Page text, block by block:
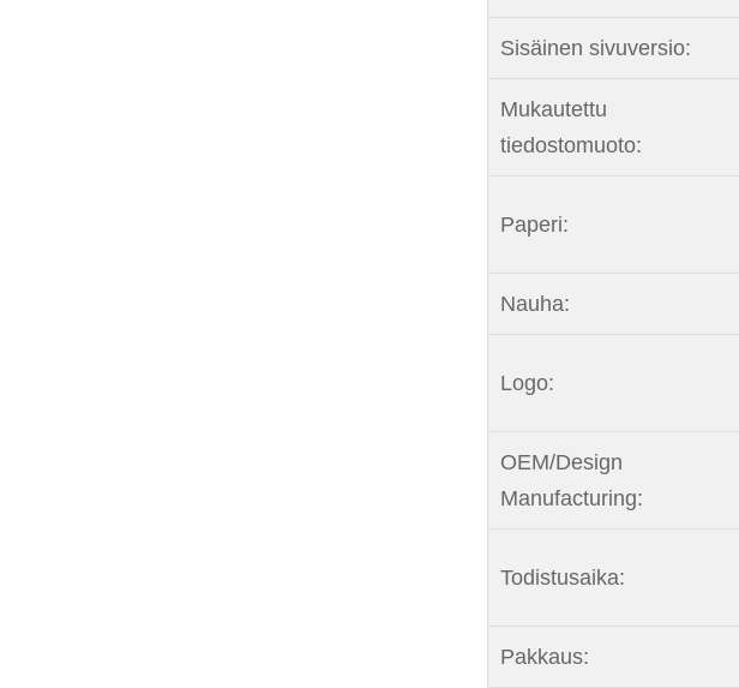
Sisäinen sivuversio:
Mukautettu
tiedostomuoto:
Paperi:
Nauha:
Logo:
OEM/Design
Manufacturing:
Todistusaika:
Pakkaus: